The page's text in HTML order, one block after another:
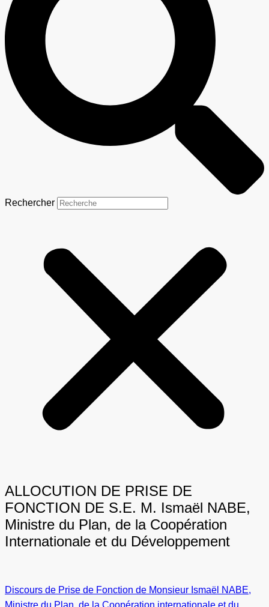
Rechercher
ALLOCUTION DE PRISE DE
FONCTION DE S.E. M. Ismaël NABE,
Ministre du Plan, de la Coopération
Internationale et du Développement
Discours de Prise de Fonction de Monsieur Ismaël NABE,